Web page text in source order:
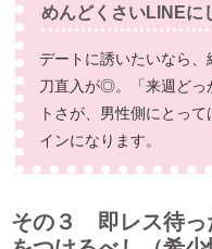
めんどくさいLINEに
デートに誘いたいなら
刀直入が◎。「来週どっ
トさが、男性側にとっ
インになります。
その３ 即レス待っ